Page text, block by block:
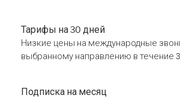
Тарифы на 30 дней
Низкие цены на международные
выбранному направлению в течение
Подписка на месяц